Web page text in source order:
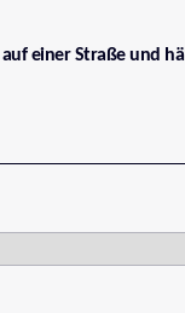
einer Straße und